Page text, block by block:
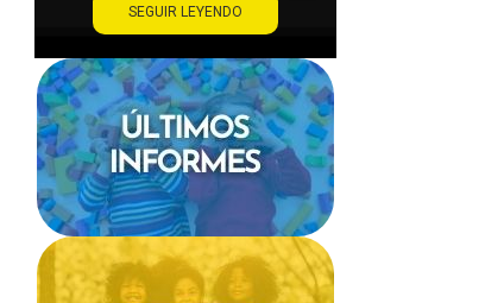
SEGUIR LEYENDO